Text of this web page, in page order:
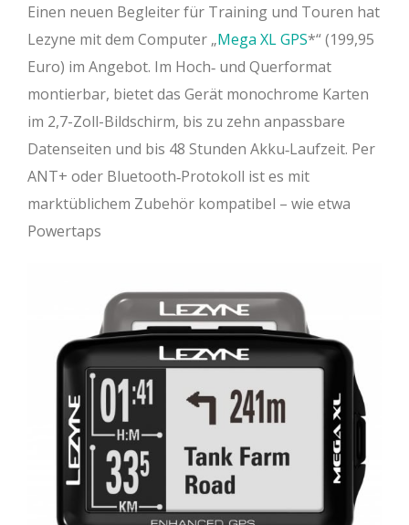
Einen neuen Begleiter für Training und Touren hat
Lezyne mit dem Computer „Mega XL GPS “ (199,95
Euro) im Angebot. Im Hoch‐ und Querformat
montierbar, bietet das Gerät monochrome Karten
im 2,7-Zoll-Bildschirm, bis zu zehn anpassbare
Datenseiten und bis 48 Stunden Akku‐Laufzeit. Per
ANT+ oder Bluetooth‐Protokoll ist es mit
marktüblichem Zubehör kompatibel – wie etwa
Powertaps